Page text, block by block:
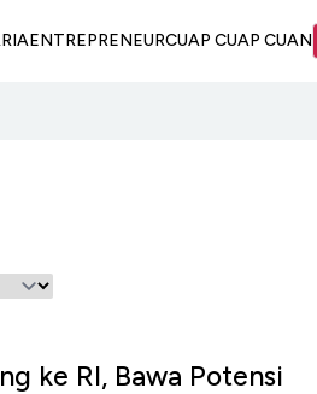
ENTREPRENEURCUAP CUAP CUAN
ke RI, Bawa Potensi